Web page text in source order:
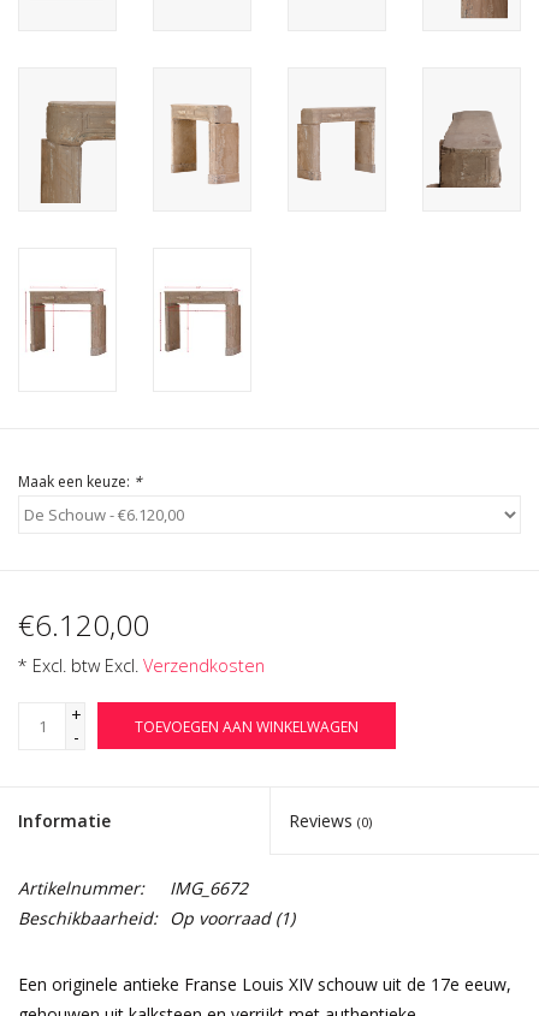
Maak een keuze: *
€6.120,00
* Excl. btw Excl. Verzendkosten
+
-
TOEVOEGEN AAN WINKELWAGEN
Informatie Reviews (0)
Artikelnummer:
IMG_6672
Beschikbaarheid: Op voorraad(1)
Een originele antieke Franse Louis XIV schouw uit de 17e eeuw,